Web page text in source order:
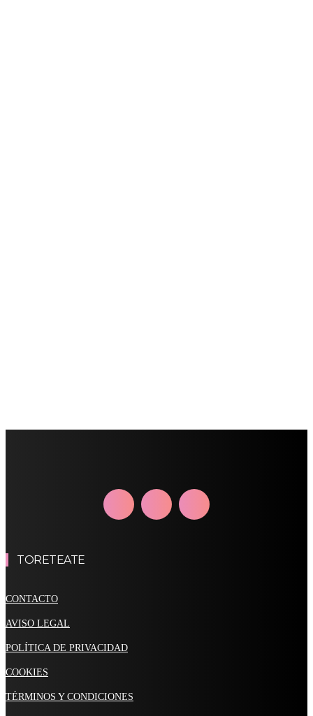
TORETEATE
CONTACTO
AVISO LEGAL
POLÍTICA DE PRIVACIDAD
COOKIES
TÉRMINOS Y CONDICIONES